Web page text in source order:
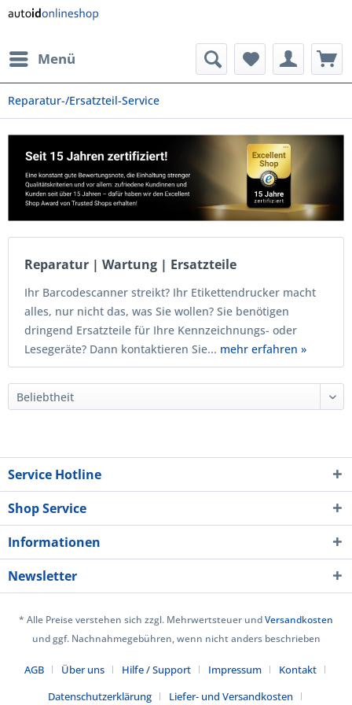
Menü
Reparatur-/Ersatzteil-Service
Reparatur | Wartung | Ersatzteile
Ihr Barcodescanner streikt? Ihr Etikettendrucker macht
alles, nur nicht das, was Sie wollen? Sie benötigen
dringend Ersatzteile für Ihre Kennzeichnungs- oder
Lesegeräte? Dann kontaktieren Sie... mehr erfahren »
Service Hotline
Shop Service
Informationen
Newsletter
* Alle Preise verstehen sich zzgl. Mehrwertsteuer undVersandkosten
und ggf. Nachnahmegebühren, wenn nicht anders beschrieben
AGB Über uns Hilfe / Support Impressum
Kontakt
Datenschutzerklärung
Liefer- und Versandkosten